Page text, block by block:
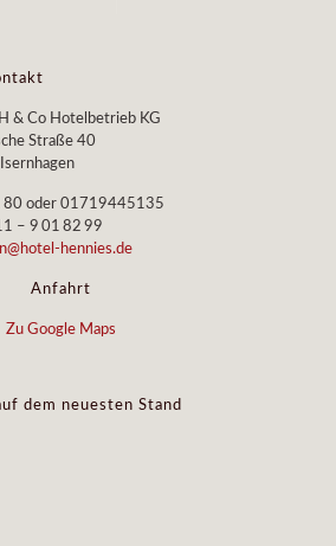
& Co Hotelbetrieb KG
Straße 40
80 oder 01719445135
– 9 01 82 99
hennies.de
Anfahrt
Zu Google Maps
dem neuesten Stand